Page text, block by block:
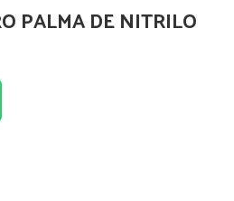
PALMA DE NITRILO